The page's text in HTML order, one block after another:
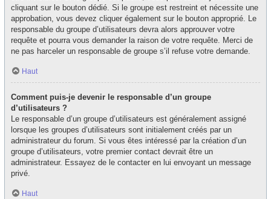
cliquant sur le bouton dédié. Si le groupe est restreint et nécessite une
approbation, vous devez cliquer également sur le bouton approprié. Le
responsable du groupe d’utilisateurs devra alors approuver votre
requête et pourra vous demander la raison de votre requête. Merci de
ne pas harceler un responsable de groupe s’il refuse votre demande.
Haut
Comment puis-je devenir le responsable d’un groupe
d’utilisateurs ?
Le responsable d’un groupe d’utilisateurs est généralement assigné
lorsque les groupes d’utilisateurs sont initialement créés par un
administrateur du forum. Si vous êtes intéressé par la création d’un
groupe d’utilisateurs, votre premier contact devrait être un
administrateur. Essayez de le contacter en lui envoyant un message
privé.
Haut